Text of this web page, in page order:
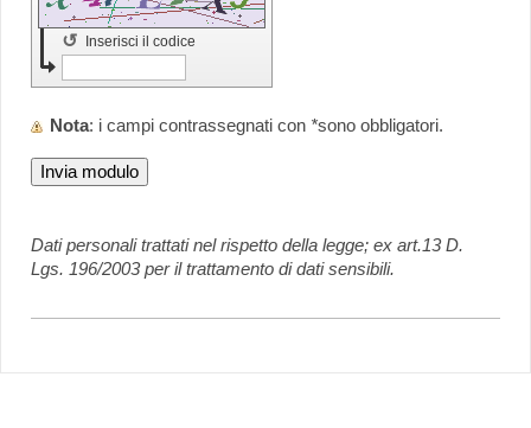
Inserisci il codice
↺
Nota : i campi contrassegnati con *sono obbligatori.
Dati personali trattati nel rispetto della legge; ex art.13 D.
Lgs. 196/2003 per il trattamento di dati sensibili.